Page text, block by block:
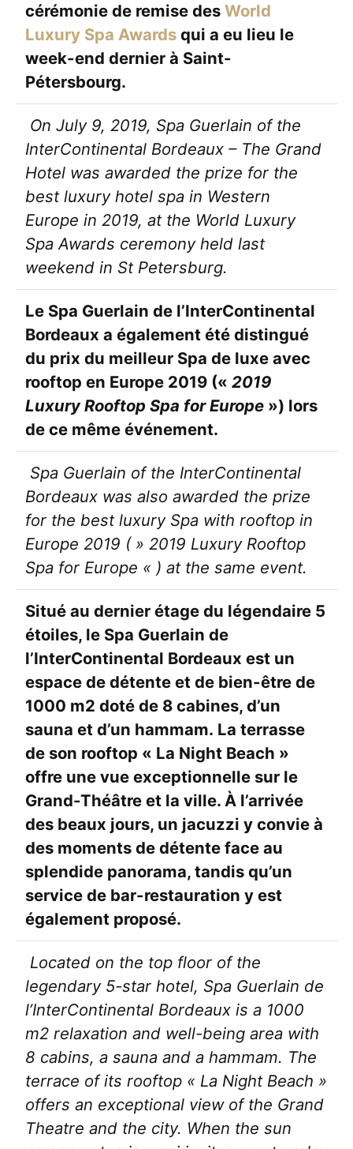
cérémonie de remise des World
Luxury Spa Awards qui a eu lieu le
week-end dernier à Saint-
Pétersbourg.
On July 9, 2019, Spa Guerlain of the
InterContinental Bordeaux – The Grand
Hotel was awarded the prize for the
best luxury hotel spa in Western
Europe in 2019, at the World Luxury
Spa Awards ceremony held last
weekend in St Petersburg.
Le Spa Guerlain de l’InterContinental
Bordeaux a également été distingué
du prix du meilleur Spa de luxe avec
rooftop en Europe 2019 (« 2019
Luxury Rooftop Spa for Europe ») lors
de ce même événement.
Spa Guerlain of the InterContinental
Bordeaux was also awarded the prize
for the best luxury Spa with rooftop in
Europe 2019 ( » 2019 Luxury Rooftop
Spa for Europe « ) at the same event.
Situé au dernier étage du légendaire 5
étoiles, le Spa Guerlain de
l’InterContinental Bordeaux est un
espace de détente et de bien-être de
1000 m2 doté de 8 cabines, d’un
sauna et d’un hammam. La terrasse
de son rooftop « La Night Beach »
offre une vue exceptionnelle sur le
Grand-Théâtre et la ville. À l’arrivée
des beaux jours, un jacuzzi y convie à
des moments de détente face au
splendide panorama, tandis qu’un
service de bar-restauration y est
également proposé.
Located on the top floor of the
legendary 5-star hotel, Spa Guerlain de
l’InterContinental Bordeaux is a 1000
m2 relaxation and well-being area with
8 cabins, a sauna and a hammam. The
terrace of its rooftop « La Night Beach »
offers an exceptional view of the Grand
Theatre and the city. When the sun